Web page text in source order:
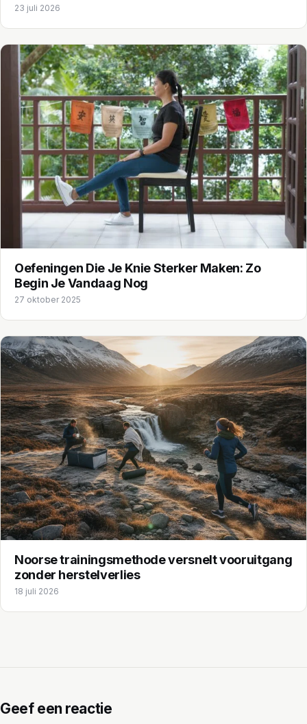
23 juli 2026
Oefeningen Die Je Knie Sterker Maken: Zo
Begin Je Vandaag Nog
27 oktober 2025
Noorse trainingsmethode versnelt vooruitgang
zonder herstelverlies
18 juli 2026
Geef een reactie